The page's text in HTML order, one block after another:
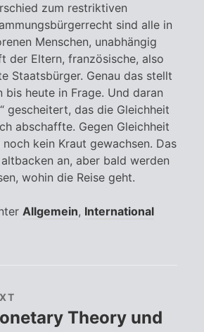
zum restriktiven
sind alle in
Menschen, unabhängig
der Eltern, französische, also
Staatsbürger. Genau das stellt
bis heute in Frage. Und daran
gescheitert, das die Gleichheit
abschaffte. Gegen Gleichheit
kein Kraut gewachsen. Das
an, aber bald werden
wohin die Reise geht.
Allgemein, International
Theory und